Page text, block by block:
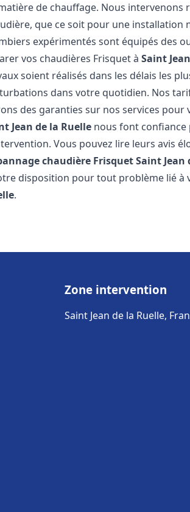
de chauffage. Nous
que ce soit pour une installation
expérimentés sont équipés des
vos chaudières Frisquet àSaint
soient réalisés dans les délais les
dans votre quotidien. Nos
des garanties sur nos services
Jean de la Ruelle nous font
Vous pouvez lire leurs avis
chaudière FrisquetSaint Jean
disposition pour tout problème lié à
.
Zone intervention
Saint Jean de la Ruelle,